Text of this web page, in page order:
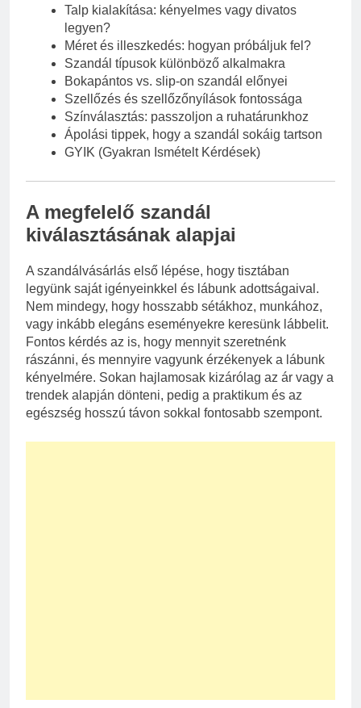
Talp kialakítása: kényelmes vagy divatos
legyen?
Méret és illeszkedés: hogyan próbáljuk fel?
Szandál típusok különböző alkalmakra
Bokapántos vs. slip-on szandál előnyei
Szellőzés és szellőzőnyílások fontossága
Színválasztás: passzoljon a ruhatárunkhoz
Ápolási tippek, hogy a szandál sokáig tartson
GYIK (Gyakran Ismételt Kérdések)
A megfelelő szandál
kiválasztásának alapjai
A szandálvásárlás első lépése, hogy tisztában
legyünk saját igényeinkkel és lábunk adottságaival.
Nem mindegy, hogy hosszabb sétákhoz, munkához,
vagy inkább elegáns eseményekre keresünk lábbelit.
Fontos kérdés az is, hogy mennyit szeretnénk
rászánni, és mennyire vagyunk érzékenyek a lábunk
kényelmére. Sokan hajlamosak kizárólag az ár vagy a
trendek alapján dönteni, pedig a praktikum és az
egészség hosszú távon sokkal fontosabb szempont.